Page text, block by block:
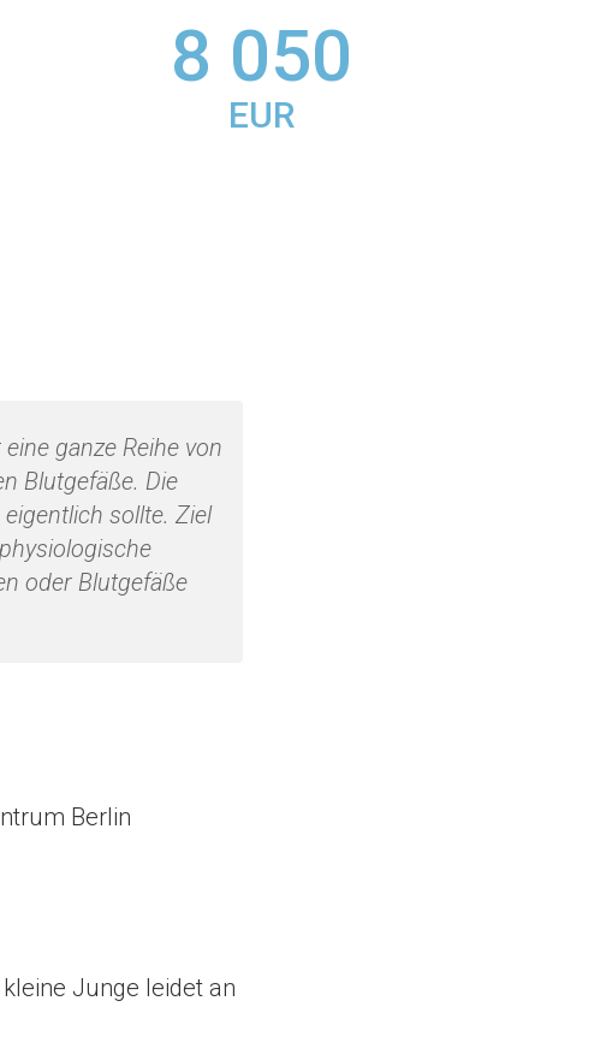
8 050
EUR
ganze Reihe von
Blutgefäße. Die
sollte. Ziel
oder Blutgefäße
Berlin
Junge leidet an